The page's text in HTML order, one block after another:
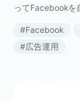
ってFacebookを
は…？しかし、
Facebook
広告運用